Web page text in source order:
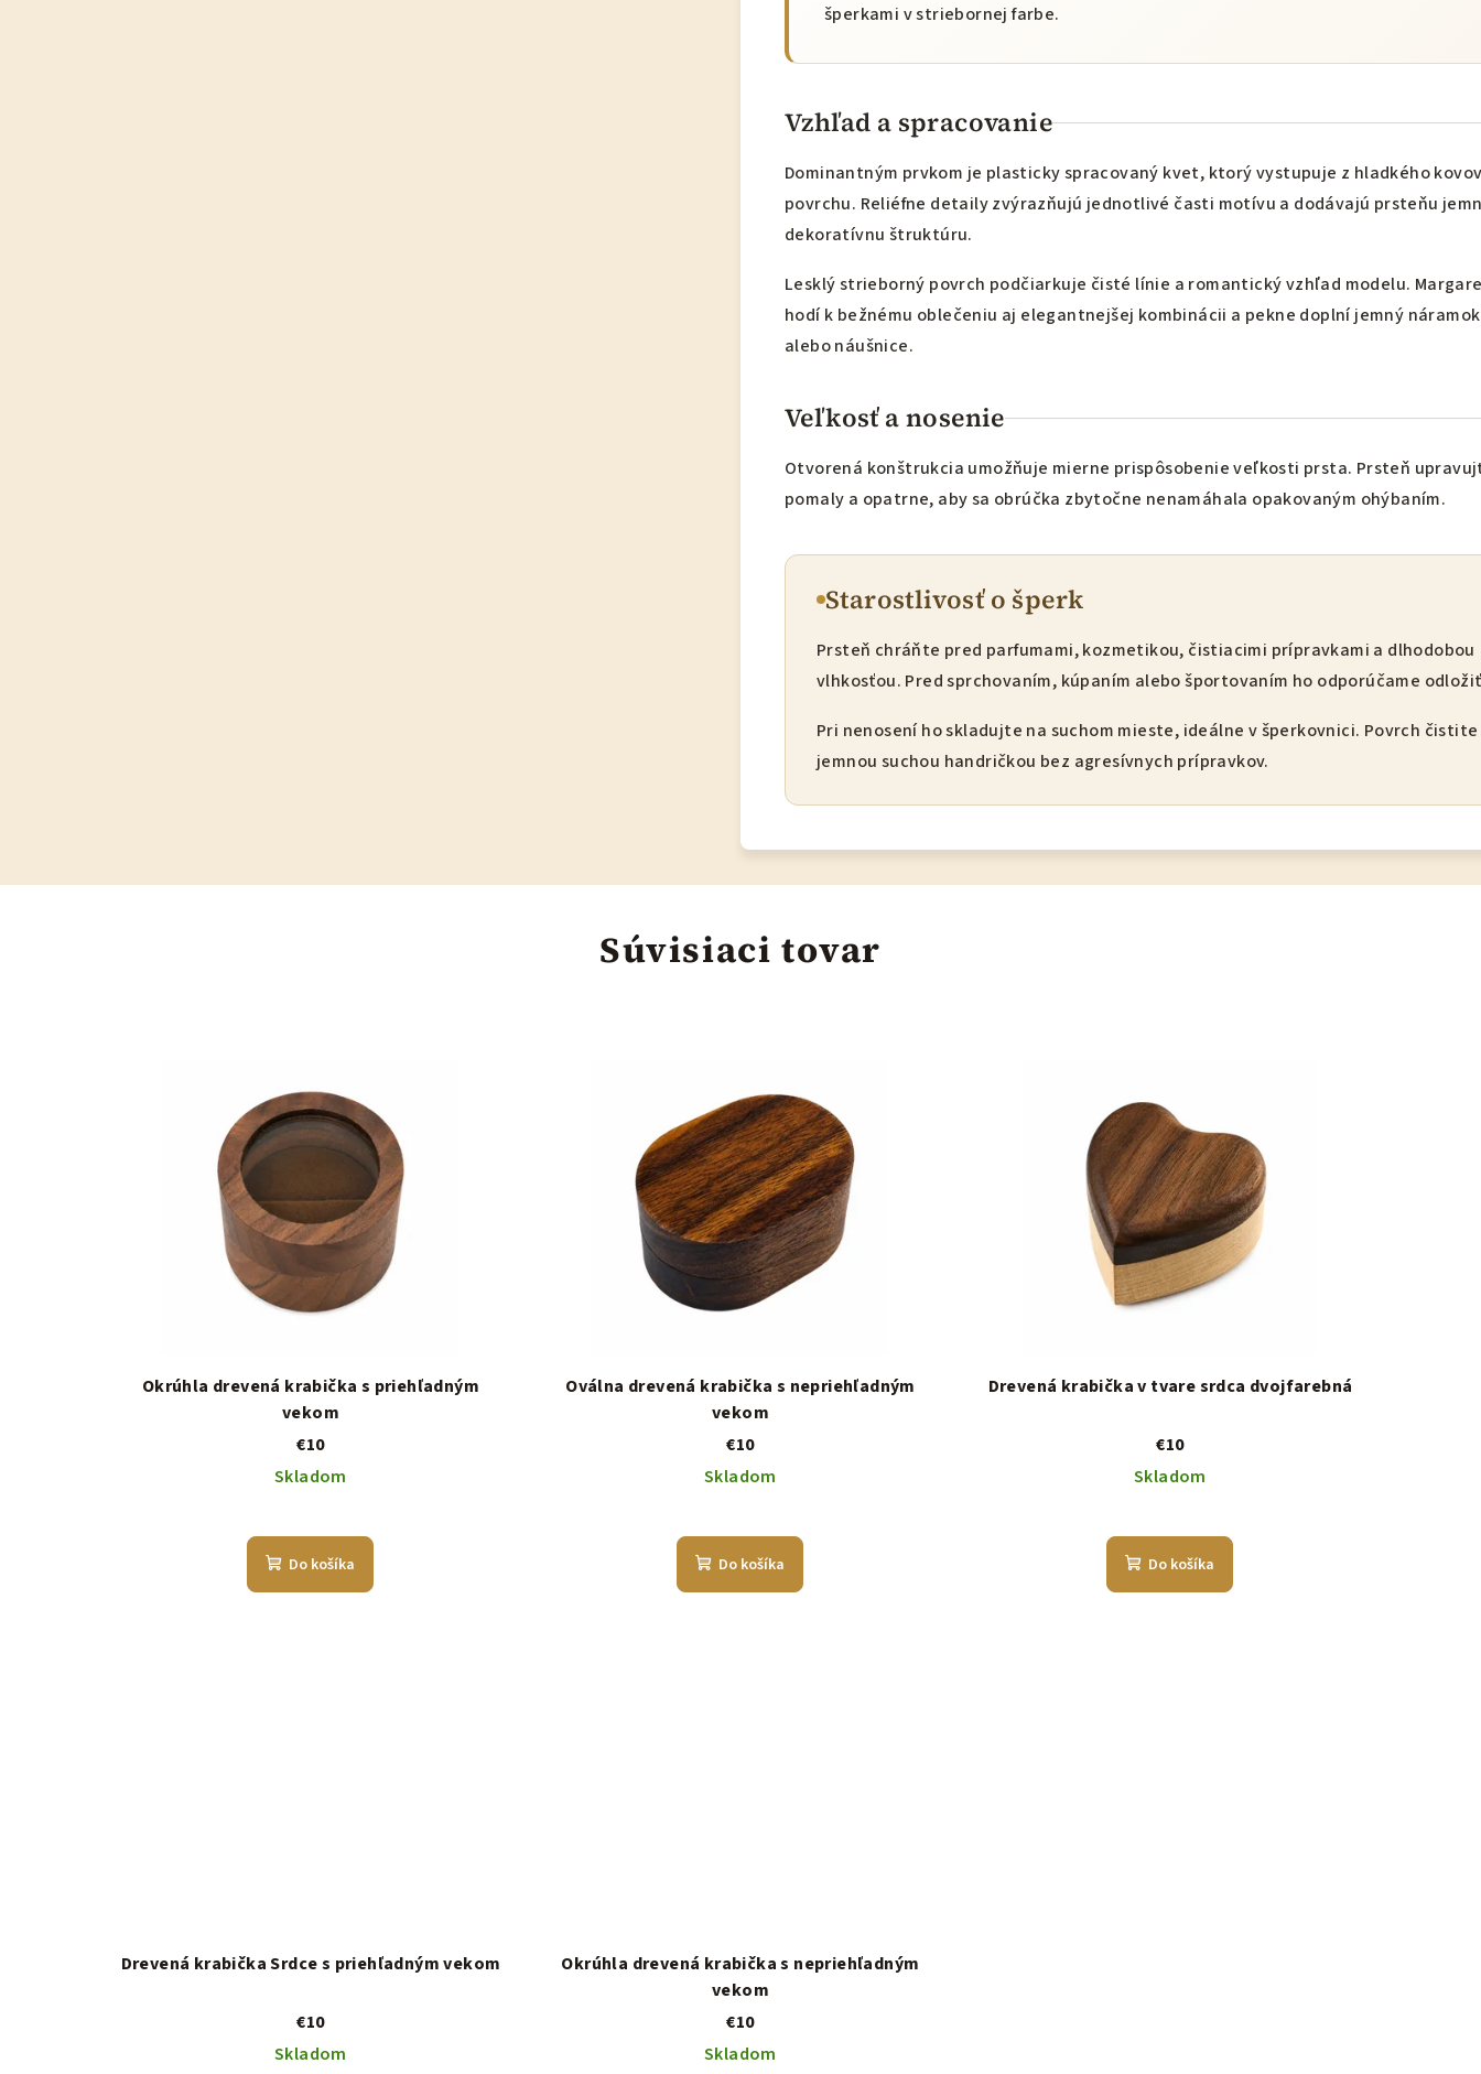
šperkami v striebornej farbe.
Vzhľad a spracovanie
Dominantným prvkom je plasticky spracovaný kvet, ktorý vystupuje z hladkého
povrchu. Reliéfne detaily zvýrazňujú jednotlivé časti motívu a dodávajú prsteňu
dekoratívnu štruktúru.
Lesklý strieborný povrch podčiarkuje čisté línie a romantický vzhľad modelu.
hodí k bežnému oblečeniu aj elegantnejšej kombinácii a pekne doplní jemný náramok
alebo náušnice.
Veľkosť a nosenie
Otvorená konštrukcia umožňuje mierne prispôsobenie veľkosti prsta. Prsteň
pomaly a opatrne, aby sa obrúčka zbytočne nenamáhala opakovaným ohýbaním.
Starostlivosť o šperk
Prsteň chráňte pred parfumami, kozmetikou, čistiacimi prípravkami a dlhodobou
vlhkosťou. Pred sprchovaním, kúpaním alebo športovaním ho odporúčame
Pri nenosení ho skladujte na suchom mieste, ideálne v šperkovnici. Povrch čistite
jemnou suchou handričkou bez agresívnych prípravkov.
Súvisiaci tovar
Okrúhla drevená krabička s priehľadným
vekom
€10
Skladom
Do košíka
Oválna drevená krabička s nepriehľadným
vekom
€10
Skladom
Do košíka
Drevená krabička v tvare srdca dvojfarebná
€10
Skladom
Do košíka
Drevená krabička Srdce s priehľadným vekom
€10
Skladom
Okrúhla drevená krabička s nepriehľadným
vekom
€10
Skladom